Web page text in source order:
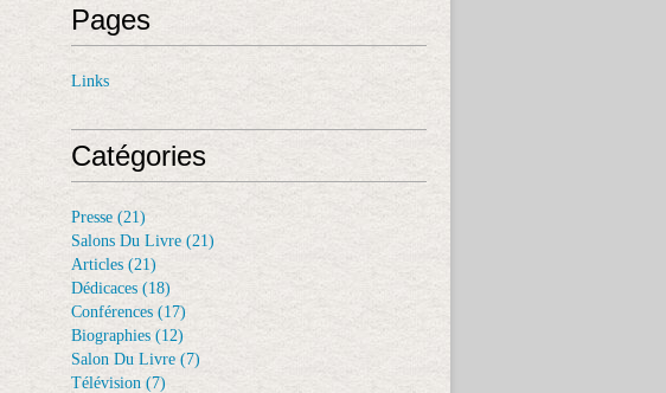
Pages
Links
Catégories
Presse (21)
Salons Du Livre (21)
Articles (21)
Dédicaces (18)
Conférences (17)
Biographies (12)
Salon Du Livre (7)
Télévision (7)